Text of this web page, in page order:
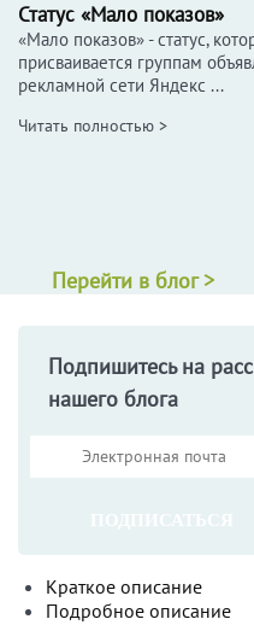
Статус «Мало показов»
«Мало показов» - статус,
присваивается группам
рекламной сети Яндекс ...
Читать полностью >
Перейти в блог >
Подпишитесь на
нашего блога
Краткое описание
Подробное описание